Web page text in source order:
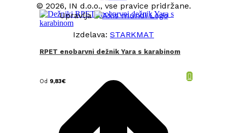
RPET enobarvni dežnik Yara s karabinom
Od 9,83€
© 2026, IN d.o.o., vse pravice pridržane.
Upravlja
Izdelava: STARKMAT